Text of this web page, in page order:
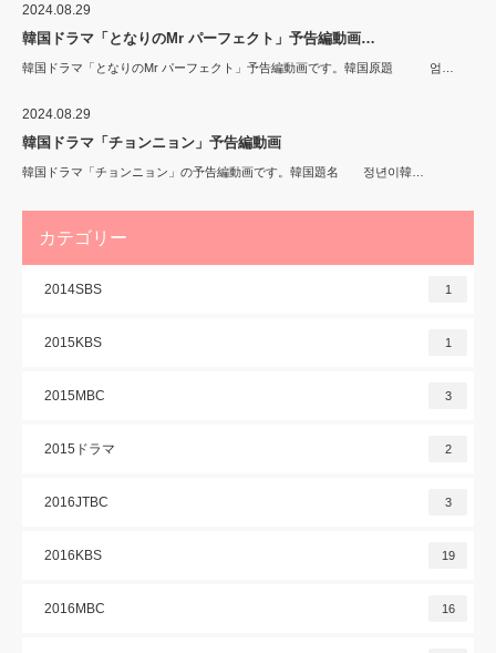
2024.08.29
韓国ドラマ「となりのMr パーフェクト」予告編動画…
韓国ドラマ「となりのMr パーフェクト」予告編動画です。韓国原題 엄…
2024.08.29
韓国ドラマ「チョンニョン」予告編動画
韓国ドラマ「チョンニョン」の予告編動画です。韓国題名 정년이韓…
カテゴリー
2014SBS 1
2015KBS 1
2015MBC 3
2015ドラマ 2
2016JTBC 3
2016KBS 19
2016MBC 16